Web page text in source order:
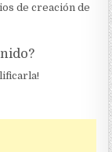
de creación de